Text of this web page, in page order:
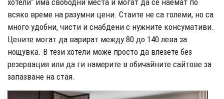
всяко време на разумни цени. Стаите не са големи, но са
много удобни, чисти и снабдени с нужните консумативи.
Цените могат да варират между 80 до 140 лева за
нощувка. В тези хотели може просто да влезете без
резервация или да ги намерите в обичайните сайтове за
запазване на стая.